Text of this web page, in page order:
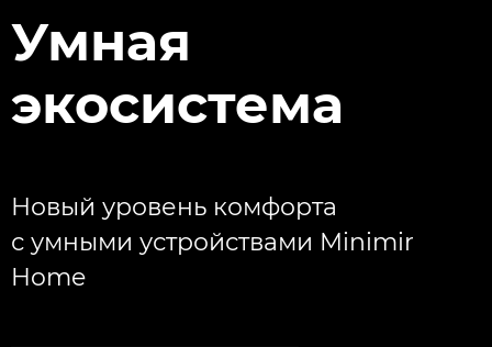
Умная
экосистема
Новый уровень комфорта
с умными устройствами Minimir
Home